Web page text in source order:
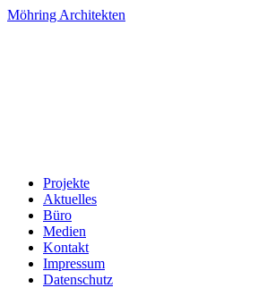
Möhring Architekten
Projekte
Aktuelles
Büro
Medien
Kontakt
Impressum
Datenschutz